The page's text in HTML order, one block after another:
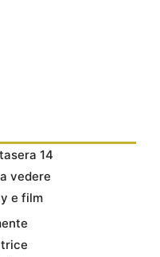
14
vedere
e film